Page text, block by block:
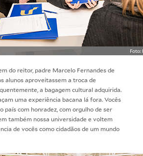
Foto:
do reitor, padre Marcelo Fernandes de
alunos aproveitassem a troca de
a bagagem cultural adquirida.
uma experiência bacana lá fora. Vocês
país com honradez, com orgulho de ser
também nossa universidade e voltem
de vocês como cidadãos de um mundo